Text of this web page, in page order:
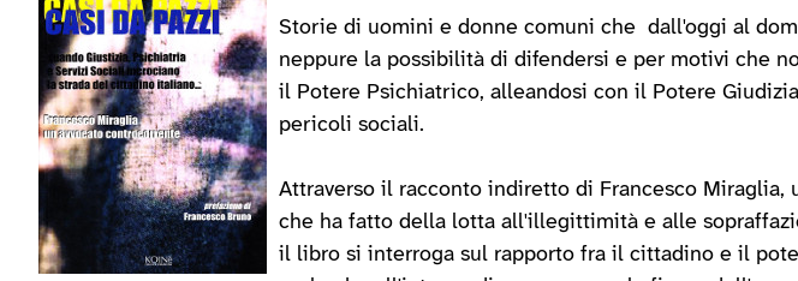
Storie di uomini e donne comuni che ­ dall'oggi al
neppure la possibilità di difendersi e per motivi che
il Potere Psichiatrico, alleandosi con il Potere
pericoli sociali.
Attraverso il racconto indiretto di Francesco Miraglia,
che ha fatto della lotta all'illegittimità e alle
il libro si interroga sul rapporto fra il cittadino e il